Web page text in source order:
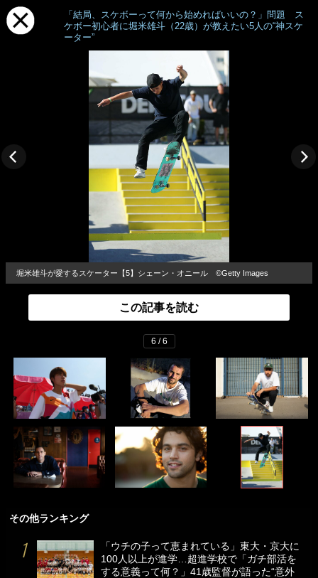
「結局、スケボーって何から始めればいいの？」問題 ス
ケボー初心者に堀米雄斗（22歳）が教えたい5人の“神スケ
ーター”
堀米雄斗​が愛するスケーター【5】シェーン・オニール ©Getty Images
この記事を読む
6 / 6
その他ランキング
「ウチの子って恵まれている」東大・京大に
100人以上が進学…超進学校で「ガチ部活を
する意義って何？」41歳監督が語った“意外